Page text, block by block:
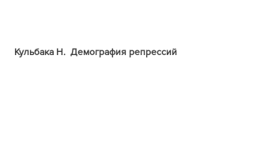
Кульбака Н.  Демография репрессий